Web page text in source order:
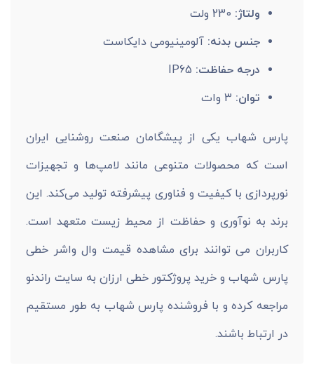
ولتاژ:
جنس بدنه: آلومینیومی دایکاست
درجه حفاظت:
توان:
پارس شهاب یکی از پیشگامان صنعت روشنایی ایران
است که محصولات متنوعی مانند لامپ‌ها و تجهیزات
نورپردازی با کیفیت و فناوری پیشرفته تولید می‌کند. این
برند به نوآوری و حفاظت از محیط زیست متعهد است.
کاربران می توانند برای مشاهده قیمت وال واشر خطی
پارس شهاب و خرید پروژکتور خطی ارزان به سایت راندنو
مراجعه کرده و با فروشنده پارس شهاب به طور مستقیم
در ارتباط باشند.